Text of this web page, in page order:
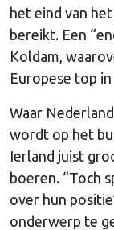
het eind van
bereikt. Een
Koldam,
Europese top
Waar
wordt op het
Ierland juist
boeren. “Toch
over hun
onderwerp te